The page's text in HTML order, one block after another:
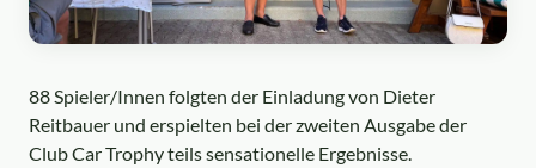
88 Spieler/Innen folgten der Einladung von Dieter
Reitbauer und erspielten bei der zweiten Ausgabe der
Club Car Trophy teils sensationelle Ergebnisse.